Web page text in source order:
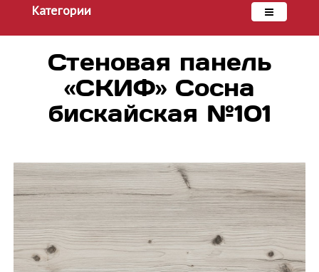
Категории
Стеновая панель
«СКИФ» Сосна
бискайская №101